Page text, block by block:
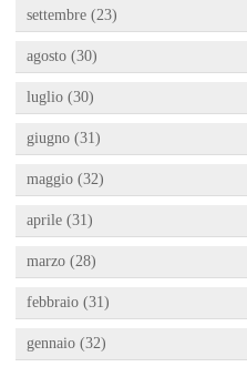
settembre (23)
agosto (30)
luglio (30)
giugno (31)
maggio (32)
aprile (31)
marzo (28)
febbraio (31)
gennaio (32)